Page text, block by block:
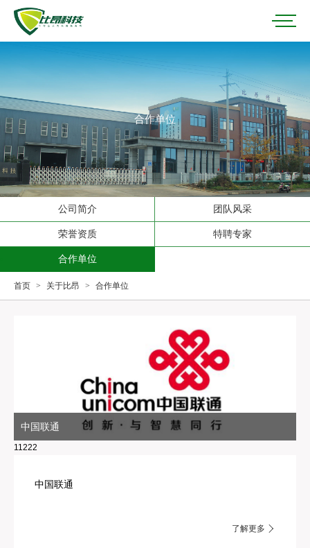
合作单位
公司简介 团队风采
荣誉资质 特聘专家
合作单位
首页 > 关于比昂 > 合作单位
中国联通
11222
中国联通
了解更多